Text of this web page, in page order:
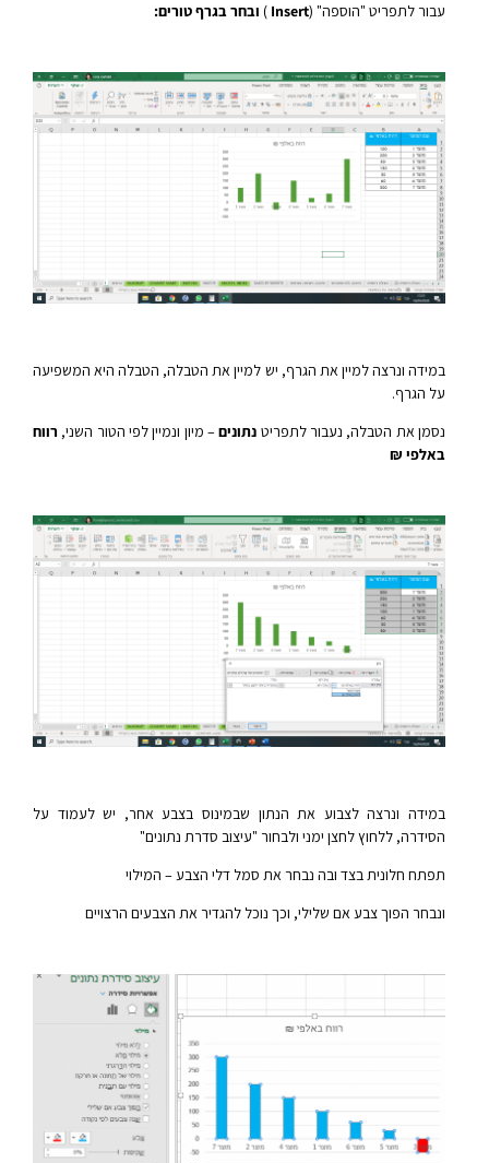
עבור לתפריט "הוספה" (Insert
) ובחר בגרף טורים:
במידה ונרצה למיין את הגרף, יש למיין את הטבלה, הטבלה היא המשפיעה
על הגרף.
נסמן את הטבלה, נעבור לתפריט נתונים– מיון ונמיין לפי הטור השני, רווח
באלפי ₪
במידה ונרצה לצבוע את הנתון שבמינוס בצבע אחר, יש לעמוד על
הסידרה, ללחוץ לחצן ימני ולבחור "עיצוב סדרת נתונים"
תפתח חלונית בצד ובה נבחר את סמל דלי הצבע – המילוי
ונבחר הפוך צבע אם שלילי, וכך נוכל להגדיר את הצבעים הרצויים